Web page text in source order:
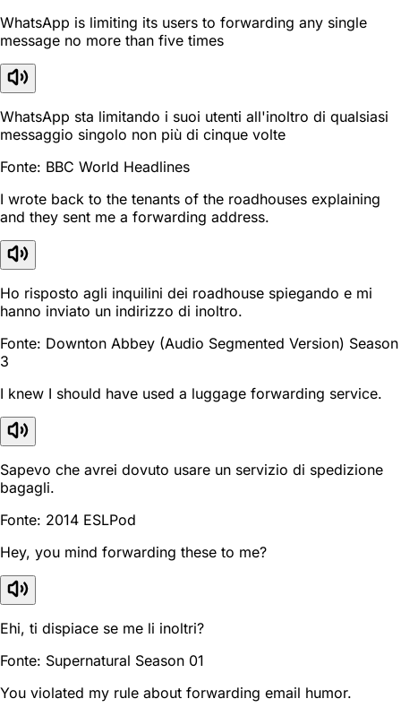
WhatsApp is limiting its users to forwarding any single
message no more than five times
WhatsApp sta limitando i suoi utenti all'inoltro di qualsiasi
messaggio singolo non più di cinque volte
Fonte: BBC World Headlines
I wrote back to the tenants of the roadhouses explaining
and they sent me a forwarding address.
Ho risposto agli inquilini dei roadhouse spiegando e mi
hanno inviato un indirizzo di inoltro.
Fonte: Downton Abbey (Audio Segmented Version) Season
3
I knew I should have used a luggage forwarding service.
Sapevo che avrei dovuto usare un servizio di spedizione
bagagli.
Fonte: 2014 ESLPod
Hey, you mind forwarding these to me?
Ehi, ti dispiace se me li inoltri?
Fonte: Supernatural Season 01
You violated my rule about forwarding email humor.